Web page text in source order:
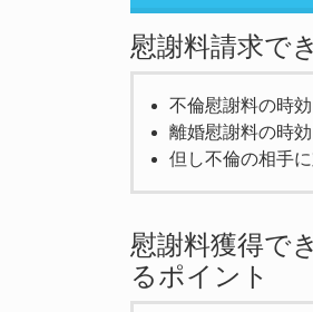
慰謝料請求で
不倫慰謝料の時
離婚慰謝料の時
但し不倫の相手
慰謝料獲得で
るポイント